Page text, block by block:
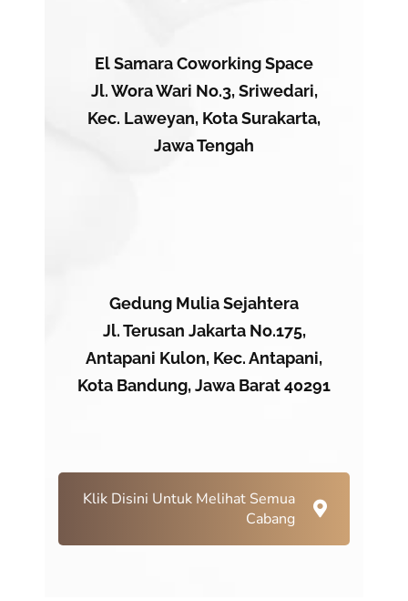
El Samara Coworking Space
Jl. Wora Wari No.3, Sriwedari,
Kec. Laweyan, Kota Surakarta,
Jawa Tengah
Gedung Mulia Sejahtera
Jl. Terusan Jakarta No.175,
Antapani Kulon, Kec. Antapani,
Kota Bandung, Jawa Barat 40291
Klik Disini Untuk Melihat Semua
Cabang